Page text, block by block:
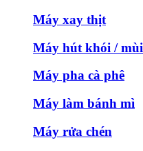
Máy xay thịt
Máy hút khói / mùi
Máy pha cà phê
Máy làm bánh mì
Máy rửa chén